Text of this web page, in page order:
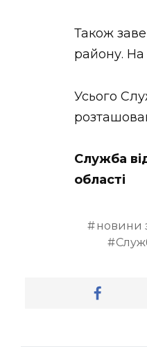
Також
району. На
Усього
Служба
області
новини